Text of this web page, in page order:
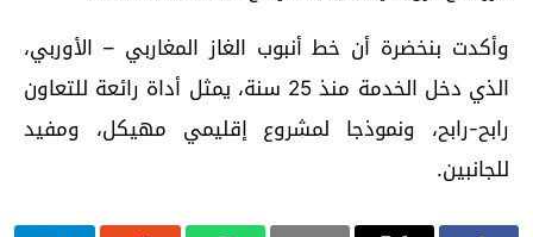
وأكدت بنخضرة أن خط أنبوب الغاز المغاربي – الأوربي،
الذي دخل الخدمة منذ 25 سنة، يمثل أداة رائعة للتعاون
رابح-رابح، ونموذجا لمشروع إقليمي مهيكل، ومفيد
للجانبين.